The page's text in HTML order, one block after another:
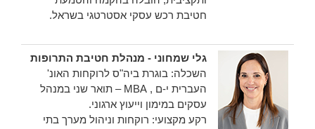
חטיבת רכש עסקי אסטרטגי בשראל.
גלי שמחוני - מנהלת חטיבת התרופות
השכלה: בוגרת ביה"ס לרוקחות האונ'
העברית י-ם , MBA – תואר שני במנהל
עסקים במימון וייעוץ ארגוני.
רקע מקצועי: רוקחות וניהול מערך בתי